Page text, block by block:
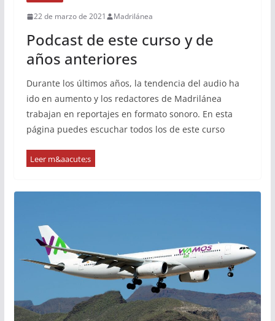
22 de marzo de 2021 Madrilánea
Podcast de este curso y de
años anteriores
Durante los últimos años, la tendencia del audio ha
ido en aumento y los redactores de Madrilánea
trabajan en reportajes en formato sonoro. En esta
página puedes escuchar todos los de este curso